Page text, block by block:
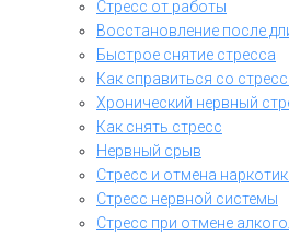
Стресс от работы
Восстановление после
Быстрое снятие стресса
Как справиться со
Хронический нервный
Как снять стресс
Нервный срыв
Стресс и отмена
Стресс нервной системы
Стресс при отмене